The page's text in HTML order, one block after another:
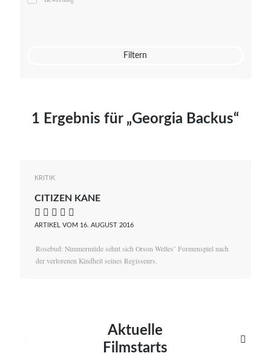
Mato von Vogelstein
Filtern
1 Ergebnis für „Georgia Backus“
KRITIK
CITIZEN KANE
    
ARTIKEL VOM 16. AUGUST 2016
Rosebud: Nimmermüde sehnt sich Orson Welles’ Formenspiel nach
der verlorenen Kindheit seines Regisseurs.
Aktuelle
Filmstarts
